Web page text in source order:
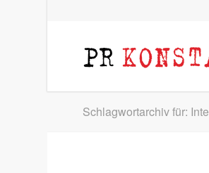
Schlagwortarchiv für: